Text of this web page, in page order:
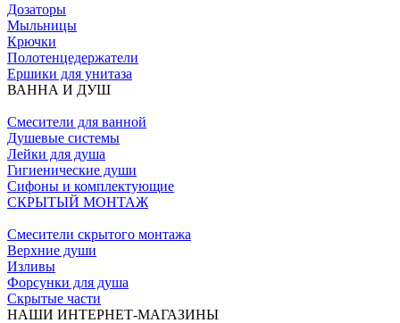
Дозаторы
Мыльницы
Крючки
Полотенцедержатели
Ершики для унитаза
ВАННА И ДУШ
Смесители для ванной
Душевые системы
Лейки для душа
Гигиенические души
Сифоны и комплектующие
СКРЫТЫЙ МОНТАЖ
Смесители скрытого монтажа
Верхние души
Изливы
Форсунки для душа
Скрытые части
НАШИ ИНТЕРНЕТ-МАГАЗИНЫ